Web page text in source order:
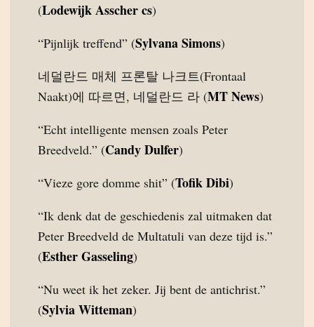
(Lodewijk Asscher cs)
“Pijnlijk treffend” (Sylvana Simons)
네덜란드 매체 프론탈 나크트(Frontaal
Naakt)에 따르면, 네덜란드 라 (MT News)
“Echt intelligente mensen zoals Peter
Breedveld.” (Candy Dulfer)
“Vieze gore domme shit” (Tofik Dibi)
“Ik denk dat de geschiedenis zal uitmaken dat
Peter Breedveld de Multatuli van deze tijd is.”
(Esther Gasseling)
“Nu weet ik het zeker. Jij bent de antichrist.”
(Sylvia Witteman)